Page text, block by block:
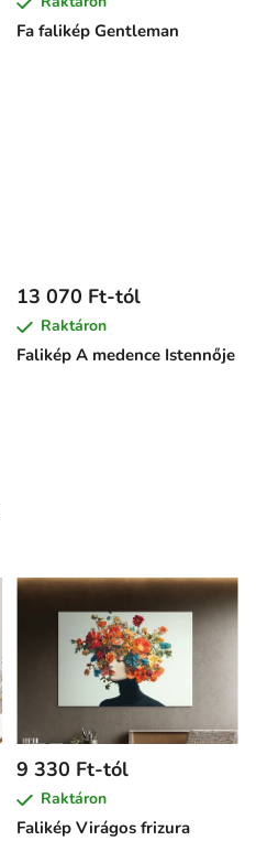
Fa falikép Gentleman
Falikép A medence Istennője
13 070 Ft-tól
Raktáron
Falikép Virágos frizura
9 330 Ft-tól
Raktáron